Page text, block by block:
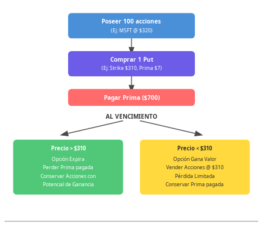
Poseer 100 acciones
(Ej: MSFT @ $320)
Comprar 1 Put
(Ej: Strike $310, Prima $7)
Pagar Prima ($700)
AL VENCIMIENTO
Precio > $310
Opción Expira
Perder Prima pagada
Conservar Acciones con
Potencial de Ganancia
Precio < $310
Opción Gana Valor
Vender Acciones @ $310
Pérdida Limitada
Conservar Prima pagada